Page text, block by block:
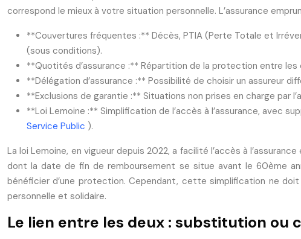
correspond le mieux à votre situation personnelle. L’assurance
**Couvertures fréquentes :** Décès, PTIA (Perte Totale et
(sous conditions).
**Quotités d’assurance :** Répartition de la protection entre
**Délégation d’assurance :** Possibilité de choisir un assureur
**Exclusions de garantie :** Situations non prises en charge
**Loi Lemoine :** Simplification de l’accès à l’assurance, avec
Service Public ).
La loi Lemoine, en vigueur depuis 2022, a facilité l’accès à
dont la date de fin de remboursement se situe avant le 60ème
bénéficier d’une protection. Cependant, cette simplification ne
personnelle et solidaire.
Le lien entre les deux : substitution ou